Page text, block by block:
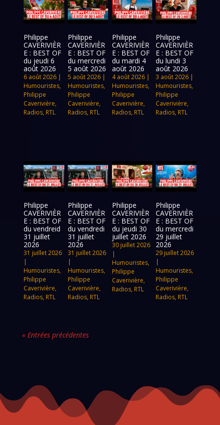
Philippe
CAVERIVIÈR
E : BEST OF
du jeudi 6
août 2026
6 août 2026 |
Humouristes,
Philippe
Caverivière,
Radios, RTL
Philippe
CAVERIVIÈR
E : BEST OF
du mercredi
5 août 2026
5 août 2026|
Humouristes,
Philippe
Caverivière,
Radios, RTL
Philippe
CAVERIVIÈR
E : BEST OF
du mardi 4
août 2026
4 août 2026|
Humouristes,
Philippe
Caverivière,
Radios, RTL
Philippe
CAVERIVIÈR
E : BEST OF
du lundi 3
août 2026
3 août 2026 |
Humouristes,
Philippe
Caverivière,
Radios, RTL
Philippe
CAVERIVIÈR
E : BEST OF
du vendreid
31 juillet
2026
31 juillet 2026
|
Humouristes,
Philippe
Caverivière,
Radios, RTL
Philippe
CAVERIVIÈR
E : BEST OF
du vendredi
31 juillet
2026
31 juillet 2026
|
Humouristes,
Philippe
Caverivière,
Radios, RTL
Philippe
CAVERIVIÈR
E : BEST OF
du jeudi 30
juillet 2026
30 juillet 2026
|
Humouristes,
Philippe
Caverivière,
Radios, RTL
Philippe
CAVERIVIÈR
E : BEST OF
du mercredi
29 juillet
2026
29 juillet 2026
|
Humouristes,
Philippe
Caverivière,
Radios, RTL
« Entrées précédentes